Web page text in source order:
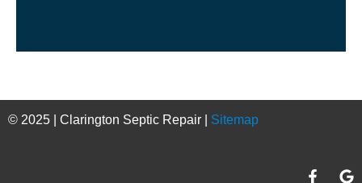
© 2025 | Clarington Septic Repair | Sitemap
F
G